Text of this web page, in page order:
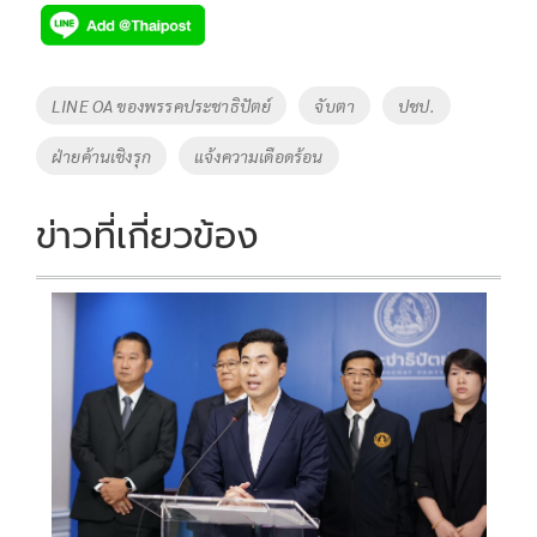
e
b
o
o
k
tt
er
p
y
Li
k
Tags
LINE OA ของพรรคประชาธิปัตย์ จับตา ปชป.
ฝ่ายค้านเชิงรุก แจ้งความเดือดร้อน
ข่าวที่เกี่ยวข้อง